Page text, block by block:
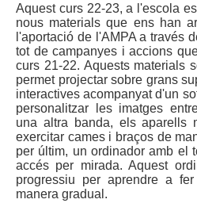
Aquest curs 22-23, a l'escola
nous materials que ens han
l'aportació de l'AMPA a través
tot de campanyes i accions
curs 21-22. Aquests materials
permet projectar sobre grans
interactives acompanyat d'un
personalitzar les imatges
una altra banda, els aparells
exercitar cames i braços de
per últim, un ordinador amb el
accés per mirada. Aquest
progressiu per aprendre a
manera gradual.